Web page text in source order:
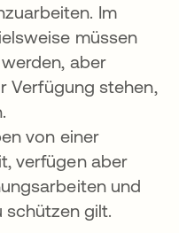
Im
müssen
aber
Verfügung stehen,
von einer
verfügen aber
und
schützen gilt.